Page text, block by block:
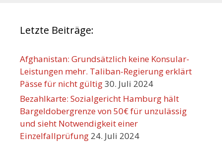
Letzte Beiträge:
Afghanistan: Grundsätzlich keine Konsular-
Leistungen mehr. Taliban-Regierung erklärt
Pässe für nicht gültig30. Juli 2024
Bezahlkarte: Sozialgericht Hamburg hält
Bargeldobergrenze von 50€ für unzulässig
und sieht Notwendigkeit einer
Einzelfallprüfung 24. Juli 2024